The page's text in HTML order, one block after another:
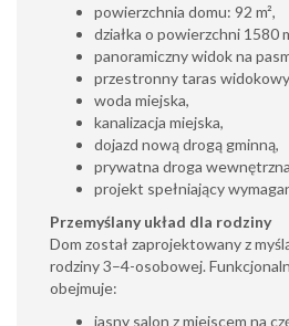
powierzchnia domu: 92 m²,
działka o powierzchni 1580
panoramiczny widok na
przestronny taras
woda miejska,
kanalizacja miejska,
dojazd nową drogą gminną,
prywatna droga
projekt spełniający
Przemyślany układ dla rodziny
Dom został zaprojektowany z
rodziny 3–4-osobowej.
obejmuje:
jasny salon z miejscem na